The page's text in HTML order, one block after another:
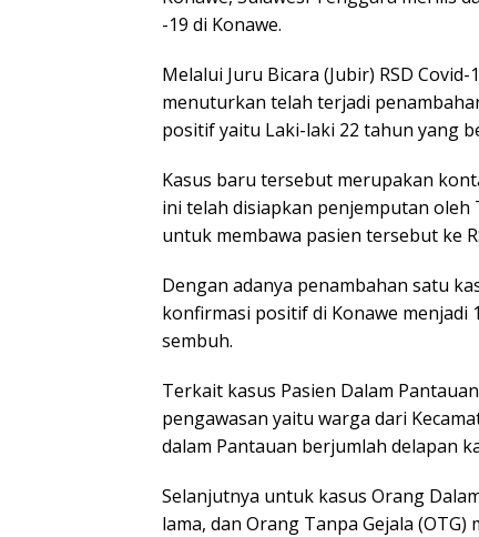
-19 di Konawe.
Melalui Juru Bicara (Jubir) RSD
menuturkan telah terjadi
positif yaitu Laki-laki 22 tahun yang
Kasus baru tersebut merupakan
ini telah disiapkan penjemputan oleh
untuk membawa pasien tersebut ke
Dengan adanya penambahan satu
konfirmasi positif di Konawe menjadi
sembuh.
Terkait kasus Pasien Dalam
pengawasan yaitu warga dari
dalam Pantauan berjumlah delapan
Selanjutnya untuk kasus Orang
lama, dan Orang Tanpa Gejala (OTG)